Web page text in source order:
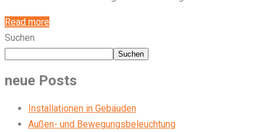
Read more
Suchen
Suchen
neue Posts
Installationen in Gebäuden
Außen- und Bewegungsbeleuchtung